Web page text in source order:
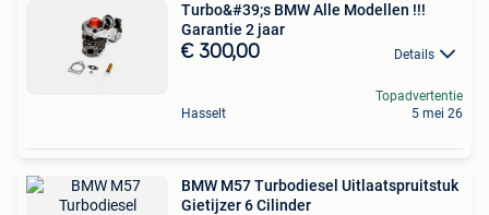
Turbo&#39;s BMW Alle Modellen !!!
Garantie 2 jaar
€ 300,00 Details
Hasselt
Topadvertentie
5 mei 26
BMW M57 Turbodiesel Uitlaatspruitstuk
Gietijzer 6 Cilinder